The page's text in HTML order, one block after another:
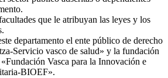
que le atribuyan las leyes y los
departamento el ente público de derecho
Servicio vasco de salud» y la fundación
Vasca para la Innovación e
BIOEF».